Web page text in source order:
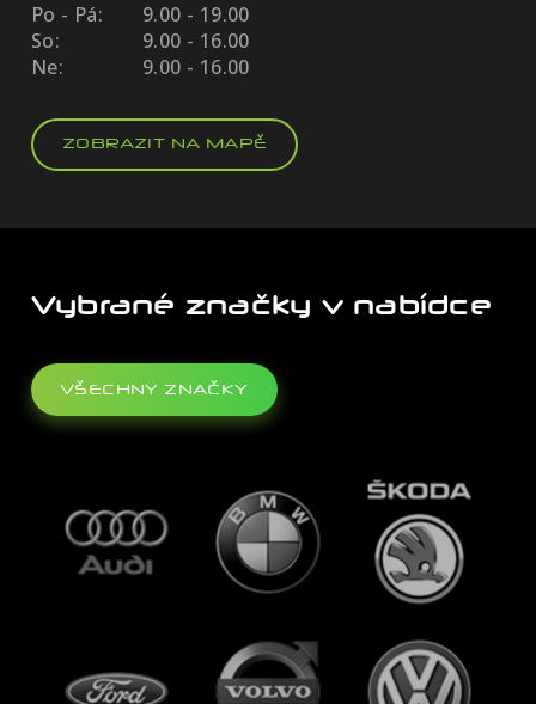
Po - Pá:
9.00 - 19.00
So:
9.00 - 16.00
Ne:
9.00 - 16.00
ZOBRAZIT NA MAPĚ
Vybrané značky v nabídce
VŠECHNY ZNAČKY